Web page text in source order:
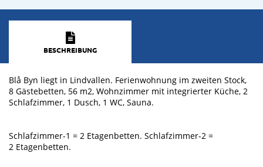
BESCHREIBUNG
Blå Byn liegt in Lindvallen. Ferienwohnung im zweiten Stock,
8 Gästebetten, 56 m2, Wohnzimmer mit integrierter Küche, 2
Schlafzimmer, 1 Dusch, 1 WC, Sauna.
Schlafzimmer-1 = 2 Etagenbetten. Schlafzimmer-2 =
2 Etagenbetten.